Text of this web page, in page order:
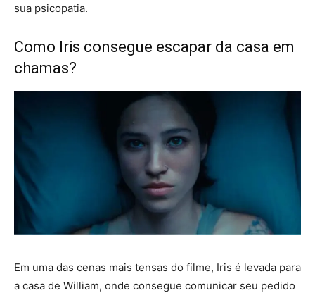
sua psicopatia.
Como Iris consegue escapar da casa em
chamas?
Em uma das cenas mais tensas do filme, Iris é levada para
a casa de William, onde consegue comunicar seu pedido